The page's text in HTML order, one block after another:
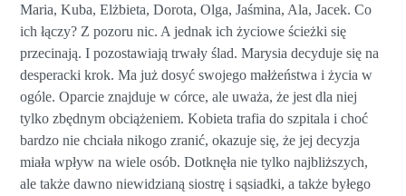
Maria, Kuba, Elżbieta, Dorota, Olga, Jaśmina, Ala, Jacek. Co
ich łączy? Z pozoru nic. A jednak ich życiowe ścieżki się
przecinają. I pozostawiają trwały ślad. Marysia decyduje się na
desperacki krok. Ma już dosyć swojego małżeństwa i życia w
ogóle. Oparcie znajduje w córce, ale uważa, że jest dla niej
tylko zbędnym obciążeniem. Kobieta trafia do szpitala i choć
bardzo nie chciała nikogo zranić, okazuje się, że jej decyzja
miała wpływ na wiele osób. Dotknęła nie tylko najbliższych,
ale także dawno niewidzianą siostrę i sąsiadki, a także byłego